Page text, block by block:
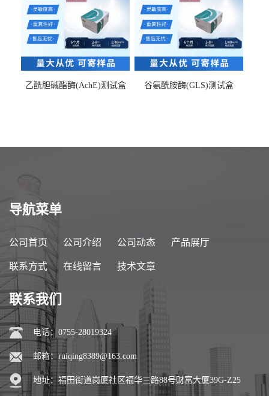
乙酰胆碱酯酶(AchE)测试盒 谷氨酰胺酶(GLS)测试盒
导航菜单
公司首页 公司介绍 公司动态 产品展厅
联系方式 在线留言 技术文章
联系我们
电话：0755-28019324
邮箱： ruiqing8389@163.com
地址：福田街道岗厦社区福华三路88号财富大厦39G-Z25